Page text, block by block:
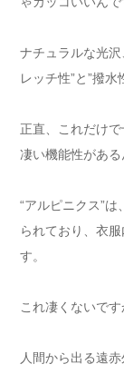
ナチュラルな光
レッチ性”と”撥水
正直、これだけ
凄い機能性がある
“アルピニクス”
られており、衣
す。
これ凄くないです
人間から出る遠